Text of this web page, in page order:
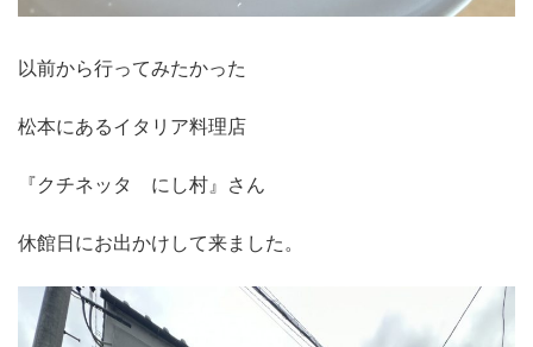
以前から行ってみたかった
松本にあるイタリア料理店
『クチネッタ にし村』さん
休館日にお出かけして来ました。